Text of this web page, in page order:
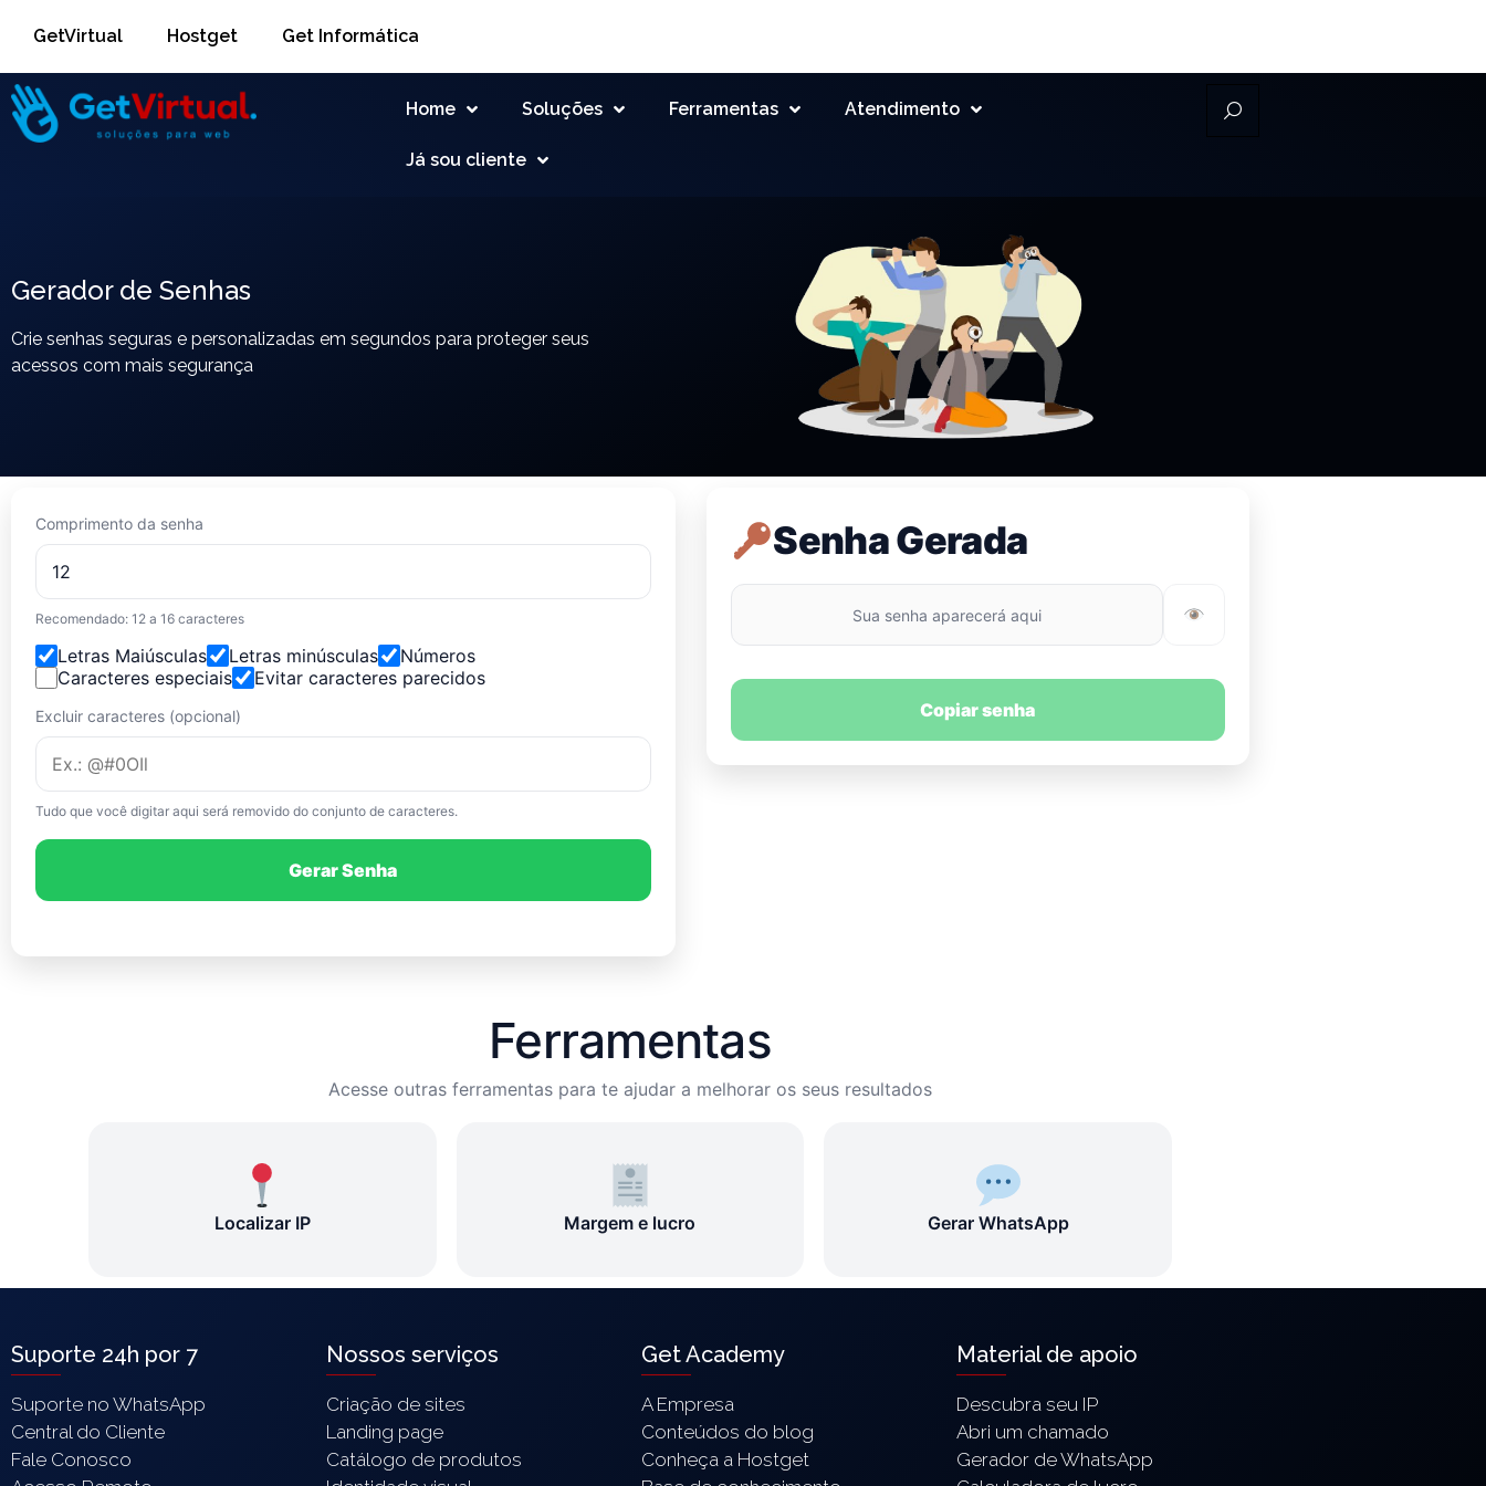
GetVirtual Hostget Get Informática
Home Soluções Ferramentas Atendimento
Já sou cliente
Gerador de Senhas
Crie senhas seguras e personalizadas em segundos para proteger seus
acessos com mais segurança
Comprimento da senha
Recomendado: 12 a 16 caracteres
Letras Maiúsculas Letras minúsculas
Números
Caracteres especiais
Evitar caracteres parecidos
Excluir caracteres (opcional)
Tudo que você digitar aqui será removido do conjunto de caracteres.
Gerar Senha
Senha Gerada
Sua senha aparecerá aqui
Copiar senha
Ferramentas
Acesse outras ferramentas para te ajudar a melhorar os seus resultados
Localizar IP Margem e lucro Gerar WhatsApp
Suporte 24h por 7
Suporte no WhatsApp
Central do Cliente
Fale Conosco
Nossos serviços
Criação de sites
Landing page
Catálogo de produtos
Get Academy
A Empresa
Conteúdos do blog
Conheça a Hostget
Material de apoio
Descubra seu IP
Abri um chamado
Gerador de WhatsApp